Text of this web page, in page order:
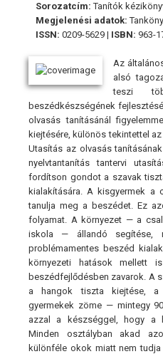
Sorozatcím: Tanítók
Megjelenési adatok:
ISSN: 0209-5629 | ISBN: 963-
Az
alsó
teszi
beszédkészségének
olvasás tanításánál
kiejtésére, különös tekintettel
Utasítás az olvasás
nyelvtantanítás tantervi
fordítson gondot a szavak
kialakítására. A kisgyermek a
tanulja meg a beszédet. Ez
folyamat. A környezet — a
iskola — állandó segítése,
problémamentes beszéd
környezeti hatások mellett
beszédfejlődésben zavarok. A
a hangok tiszta kiejtése, a
gyermekek zöme — mintegy
azzal a készséggel, hogy a
Minden osztályban akad
különféle okok miatt nem